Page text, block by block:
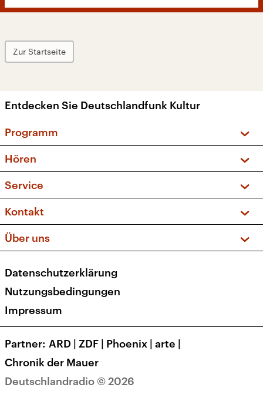
Zur Startseite
Entdecken Sie Deutschlandfunk Kultur
Programm
Sendungen und Podcasts
Musikliste
Kakadu – Das Kinderprogramm
Hören
Frequenzen (UKW + DAB+)
Service
FAQ
Apps
Newsletter
Kontakt
Social Media
Über uns
Presse
Karriere
Transparenz
Deutschlandradio © 2026
Datenschutzerklärung
Nutzungsbedingungen
Impressum
Partner ARD | ZDF | Phoenix | arte |
Chronik der Mauer